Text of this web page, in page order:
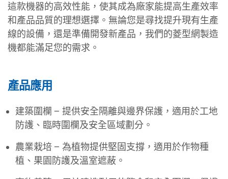
這款機器的高效性能，使其成為廠家能提高生產效率
和產品品質的理想選擇。無論您是尋找提升現有生產
線的設備，還是準備開發新產品，我們的菱型網製造
機都能滿足您的需求。
產品應用
建築圍欄 – 提供安全隔離與邊界保護，適用於工地
防護、臨時圍欄及安全區域劃分。
農業栽培 – 為植物提供堅固支撐，適用於作物種
植、果園防護及溫室遮蔽。